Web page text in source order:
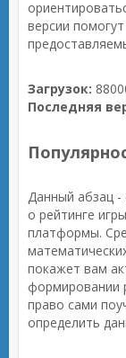
версии
Загрузок:
Последняя
Данный абзац -
о рейтинге
платформы.
покажет вам
формировании
право сами
определить